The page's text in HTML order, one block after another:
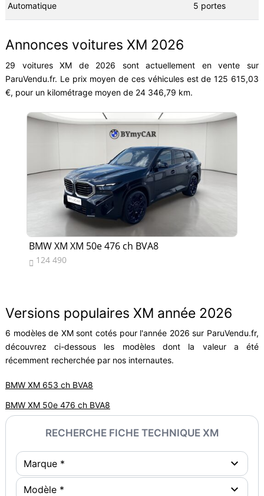
Automatique 5 portes
Annonces voitures XM 2026
29 voitures XM de 2026 sont actuellement en vente sur
ParuVendu.fr. Le prix moyen de ces véhicules est de 125 615,03
€, pour un kilométrage moyen de 24 346,79 km.
BMW XM XM 50e 476 ch BVA8
 124 490
Versions populaires XM année 2026
6 modèles de XM sont cotés pour l'année 2026 sur ParuVendu.fr,
découvrez ci-dessous les modèles dont la valeur a été
récemment recherchée par nos internautes.
BMW XM 653 ch BVA8
BMW XM 50e 476 ch BVA8
RECHERCHE FICHE TECHNIQUE XM